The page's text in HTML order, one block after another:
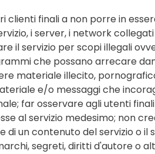
clienti finali a non porre in
i server, i network
il servizio per scopi illegali
che possano arrecare
materiale illecito,
e/o messaggi che
far osservare agli utenti
al servizio medesimo; non
un contenuto del servizio o
segreti, diritti d'autore o